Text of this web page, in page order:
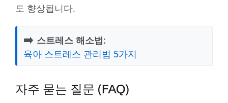
도 향상됩니다.
➡️ 스트레스 해소법:
육아 스트레스 관리법 5가지
자주 묻는 질문 (FAQ)